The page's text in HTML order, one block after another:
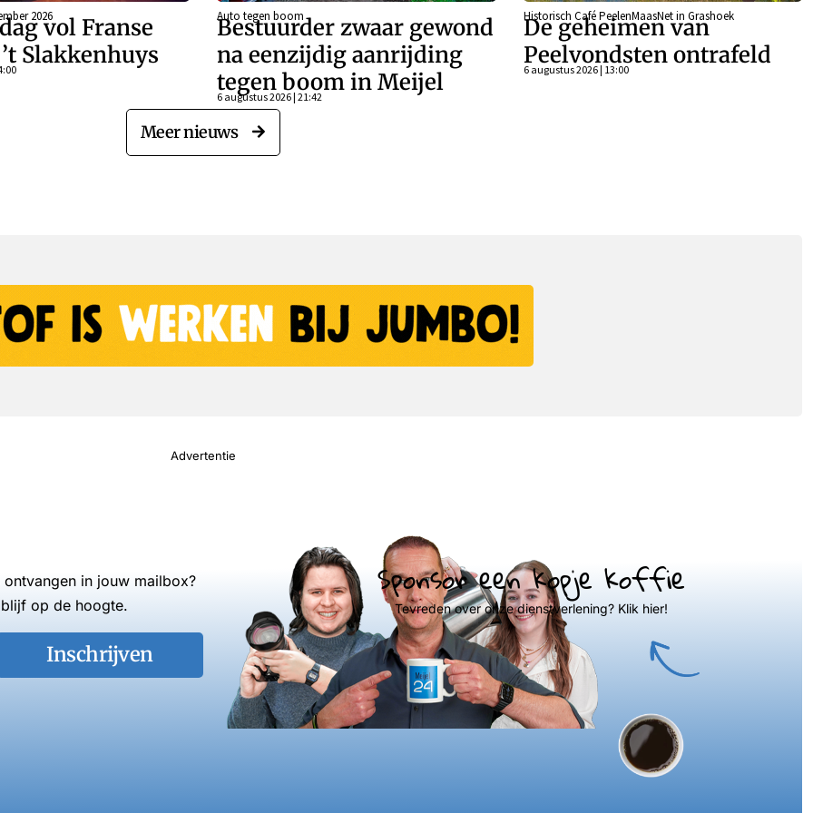
2026vol Franse
Slakkenhuys
Auto tegen boom
Bestuurder zwaar gewond
na eenzijdig aanrijding
tegen boom in Meijel
6 augustus 2026 | 21:42
Historisch Café PeelenMaasNet in Grashoek
De geheimen van
Peelvondsten ontrafeld
6 augustus 2026 | 13:00
Meer nieuws
Advertentie
in jouw mailbox?
op de hoogte.
Inschrijven
Sponsor een kopje koffie
Tevreden over onze dienstverlening? Klik hier!